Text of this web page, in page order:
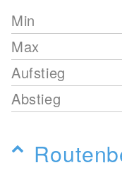
Min
Max
Aufstieg
Abstieg